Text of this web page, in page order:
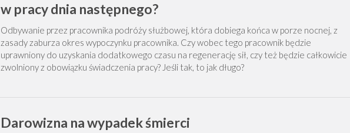
w pracy dnia następnego?
Odbywanie przez pracownika podróży służbowej, która dobiega końca w porze nocnej, z
zasady zaburza okres wypoczynku pracownika. Czy wobec tego pracownik będzie
uprawniony do uzyskania dodatkowego czasu na regenerację sił, czy też będzie całkowicie
zwolniony z obowiązku świadczenia pracy? Jeśli tak, to jak długo?
Darowizna na wypadek śmierci